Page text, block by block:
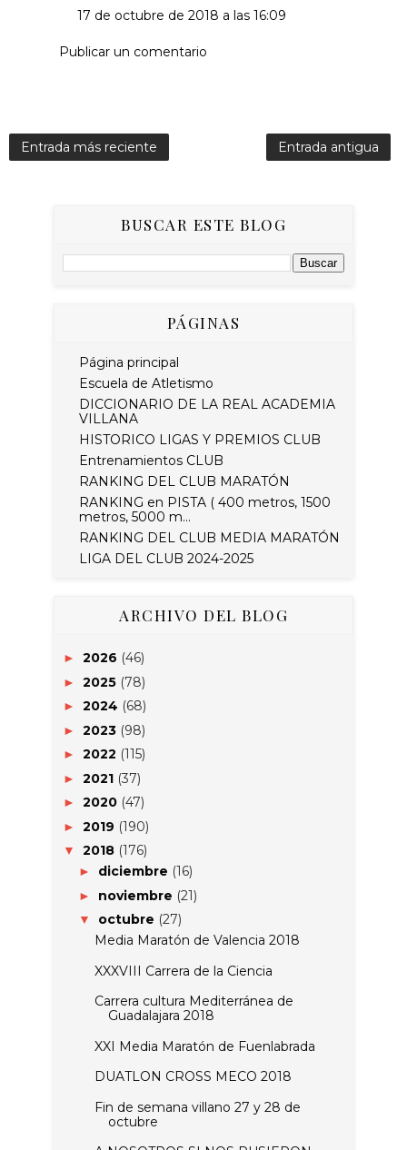
17 de octubre de 2018 a las 16:09
Publicar un comentario
Entrada más reciente Entrada antigua
BUSCAR ESTE BLOG
PÁGINAS
Página principal
Escuela de Atletismo
DICCIONARIO DE LA REAL ACADEMIA
VILLANA
HISTORICO LIGAS Y PREMIOS CLUB
Entrenamientos CLUB
RANKING DEL CLUB MARATÓN
RANKING en PISTA ( 400 metros, 1500
metros, 5000 m...
RANKING DEL CLUB MEDIA MARATÓN
LIGA DEL CLUB 2024-2025
ARCHIVO DEL BLOG
► 2026 (46)
► 2025 (78)
► 2024 (68)
► 2023 (98)
► 2022 (115)
► 2021 (37)
► 2020 (47)
► 2019 (190)
▼ 2018 (176)
► diciembre (16)
► noviembre (21)
▼ octubre (27)
Media Maratón de Valencia 2018
XXXVIII Carrera de la Ciencia
Carrera cultura Mediterránea de
Guadalajara 2018
XXI Media Maratón de Fuenlabrada
DUATLON CROSS MECO 2018
Fin de semana villano 27 y 28 de
octubre